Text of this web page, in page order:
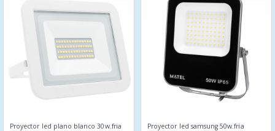
Proyector led plano blanco 30w.fria Proyector led samsung 50w.fria